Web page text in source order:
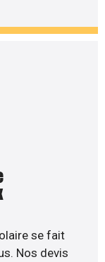
se fait
Nos devis